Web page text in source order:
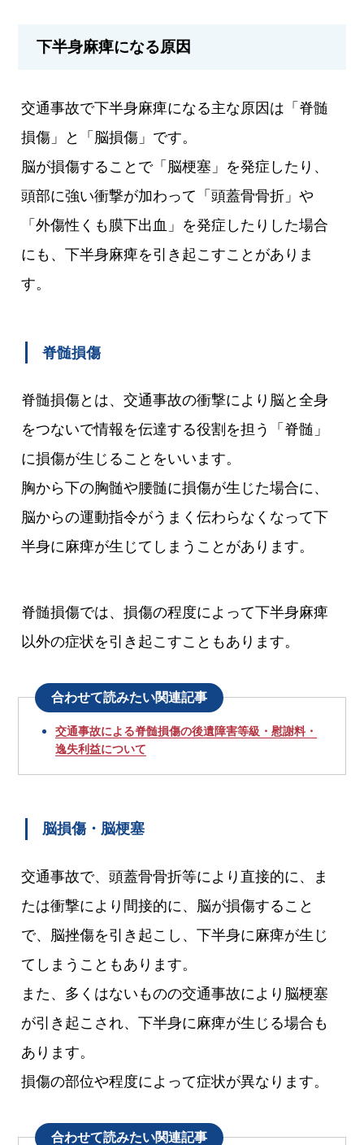
下半身麻痺になる原因
交通事故で下半身麻痺になる主な原因は「脊髄
損傷」と「脳損傷」です。
脳が損傷することで「脳梗塞」を発症したり、
頭部に強い衝撃が加わって「頭蓋骨骨折」や
「外傷性くも膜下出血」を発症したりした場合
にも、下半身麻痺を引き起こすことがありま
す。
脊髄損傷
脊髄損傷とは、交通事故の衝撃により脳と全身
をつないで情報を伝達する役割を担う「脊髄」
に損傷が生じることをいいます。
胸から下の胸髄や腰髄に損傷が生じた場合に、
脳からの運動指令がうまく伝わらなくなって下
半身に麻痺が生じてしまうことがあります。
脊髄損傷では、損傷の程度によって下半身麻痺
以外の症状を引き起こすこともあります。
合わせて読みたい関連記事
交通事故による脊髄損傷の後遺障害等級・慰謝料・
逸失利益について
脳損傷・脳梗塞
交通事故で、頭蓋骨骨折等により直接的に、ま
たは衝撃により間接的に、脳が損傷すること
で、脳挫傷を引き起こし、下半身に麻痺が生じ
てしまうこともあります。
また、多くはないものの交通事故により脳梗塞
が引き起こされ、下半身に麻痺が生じる場合も
あります。
損傷の部位や程度によって症状が異なります。
合わせて読みたい関連記事